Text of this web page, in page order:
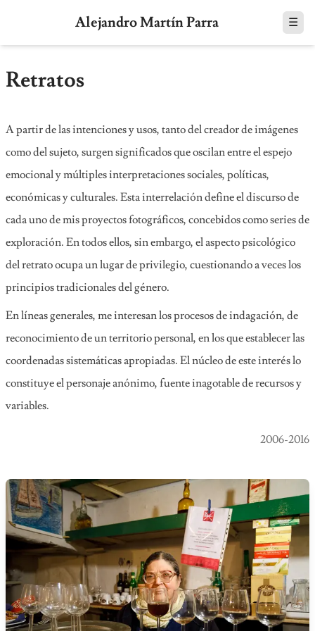
Alejandro Martín Parra ☰
Retratos
A partir de las intenciones y usos, tanto del creador de imágenes
como del sujeto, surgen significados que oscilan entre el espejo
emocional y múltiples interpretaciones sociales, políticas,
económicas y culturales. Esta interrelación define el discurso de
cada uno de mis proyectos fotográficos, concebidos como series de
exploración. En todos ellos, sin embargo, el aspecto psicológico
del retrato ocupa un lugar de privilegio, cuestionando a veces los
principios tradicionales del género.
En líneas generales, me interesan los procesos de indagación, de
reconocimiento de un territorio personal, en los que establecer las
coordenadas sistemáticas apropiadas. El núcleo de este interés lo
constituye el personaje anónimo, fuente inagotable de recursos y
variables.
2006-2016